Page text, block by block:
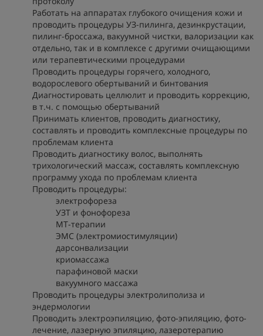
Работать на аппаратах глубокого очищения кожи и
проводить процедуры УЗ-пилинга, дезинкрустации,
пилинг-броссажа, вакуумной чистки, валоризации как
отдельно, так и в комплексе с другими очищающими
или терапевтическими процедурами
Проводить процедуры горячего, холодного,
водорослевого обертываний и бинтования
Диагностировать целлюлит и проводить коррекцию,
в т.ч. с помощью обертываний
Принимать клиентов, проводить диагностику,
составлять и проводить комплексные процедуры по
проблемам клиента
Проводить диагностику волос, выполнять
трихологический массаж, составлять комплексную
программу ухода по проблемам клиента
Проводить процедуры:
электрофореза
УЗТ и фонофореза
МТ-терапии
ЭМС (электромиостимуляции)
дарсонвализации
криомассажа
парафиновой маски
вакуумного массажа
Проводить процедуры электролиполиза и
эндермологии
Проводить электроэпиляцию, фото-эпиляцию, фото-
лечение, лазерную эпиляцию, лазеротерапию